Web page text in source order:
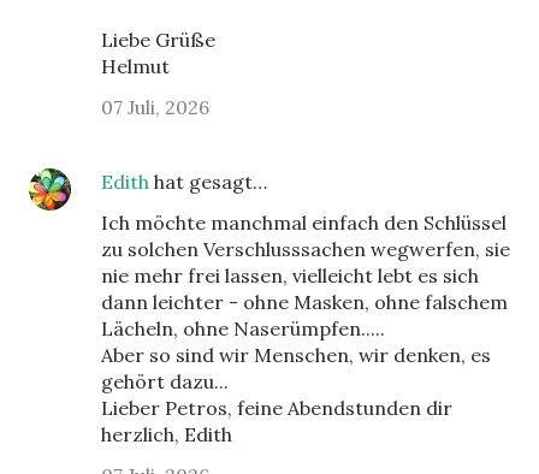
Liebe Grüße
Helmut
07 Juli, 2026
Edith hat gesagt…
Ich möchte manchmal einfach den Schlüssel
zu solchen Verschlusssachen wegwerfen, sie
nie mehr frei lassen, vielleicht lebt es sich
dann leichter - ohne Masken, ohne falschem
Lächeln, ohne Naserümpfen.....
Aber so sind wir Menschen, wir denken, es
gehört dazu...
Lieber Petros, feine Abendstunden dir
herzlich, Edith